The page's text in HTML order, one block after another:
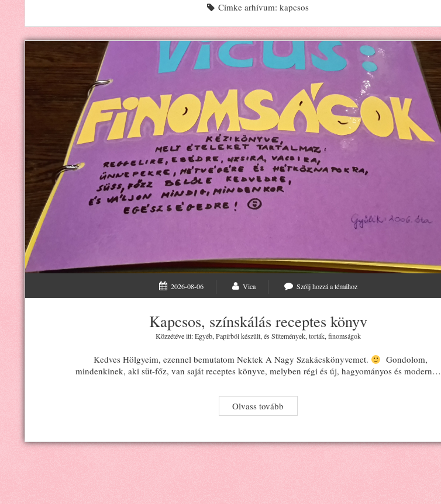
Címke arhívum: kapcsos
2026-08-06 Vica Szólj hozzá a témához
Kapcsos, színskálás receptes könyv
Közzétéve itt:Egyéb, Papírból készült, ésSütemények, torták, finomságok
Kedves Hölgyeim, ezennel bemutatom Nektek A Nagy Szakácskönyvemet.
Gondolom,
mindenkinek, aki süt-főz, van saját receptes könyve, melyben régi és új, hagyományos és modern…
Olvass tovább
színskálás
könyv